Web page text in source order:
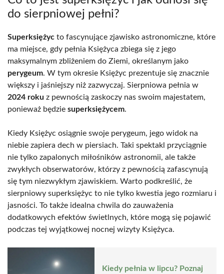
do sierpniowej pełni?
Superksiężyc to fascynujące zjawisko astronomiczne, które
ma miejsce, gdy pełnia Księżyca zbiega się z jego
maksymalnym zbliżeniem do Ziemi, określanym jako
perygeum. W tym okresie Księżyc prezentuje się znacznie
większy i jaśniejszy niż zazwyczaj. Sierpniowa pełnia w
2024 roku z pewnością zaskoczy nas swoim majestatem,
ponieważ będzie superksiężycem.
Kiedy Księżyc osiągnie swoje perygeum, jego widok na
niebie zapiera dech w piersiach. Taki spektakl przyciągnie
nie tylko zapalonych miłośników astronomii, ale także
zwykłych obserwatorów, którzy z pewnością zafascynują
się tym niezwykłym zjawiskiem. Warto podkreślić, że
sierpniowy superksiężyc to nie tylko kwestia jego rozmiaru i
jasności. To także idealna chwila do zauważenia
dodatkowych efektów świetlnych, które mogą się pojawić
podczas tej wyjątkowej nocnej wizyty Księżyca.
Kiedy pełnia w lipcu? Poznaj